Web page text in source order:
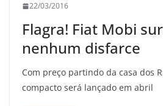
22/03/2016
Flagra! Fiat Mobi
nenhum disfarce
Com preço partindo da casa dos
compacto será lançado em